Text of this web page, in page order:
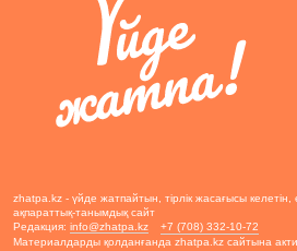
zhatpa.kz - үйде жатпайтын, тірлік жасағысы келетін,
ақпараттық-танымдық сайт
Редакция: info@zhatpa.kz
+7 (708) 332-10-72
Материалдарды қолданғанда zhatpa.kz сайтына